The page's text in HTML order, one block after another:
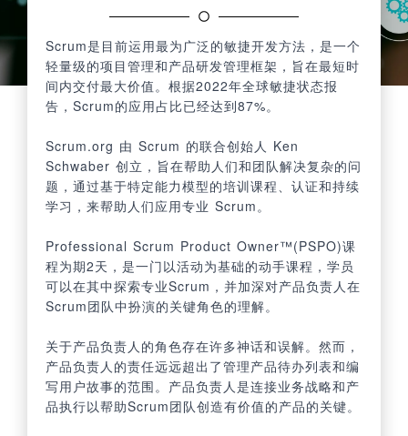
Scrum是目前运用最为广泛的敏捷开发方法，是一个
轻量级的项目管理和产品研发管理框架，旨在最短时
间内交付最大价值。根据2022年全球敏捷状态报
告，Scrum的应用占比已经达到87%。
Scrum.org 由 Scrum 的联合创始人 Ken
Schwaber 创立，旨在帮助人们和团队解决复杂的问
题，通过基于特定能力模型的培训课程、认证和持续
学习，来帮助人们应用专业 Scrum。
Professional Scrum Product Owner™(PSPO)课
程为期2天，是一门以活动为基础的动手课程，学员
可以在其中探索专业Scrum，并加深对产品负责人在
Scrum团队中扮演的关键角色的理解。
关于产品负责人的角色存在许多神话和误解。然而，
产品负责人的责任远远超出了管理产品待办列表和编
写用户故事的范围。产品负责人是连接业务战略和产
品执行以帮助Scrum团队创造有价值的产品的关键。